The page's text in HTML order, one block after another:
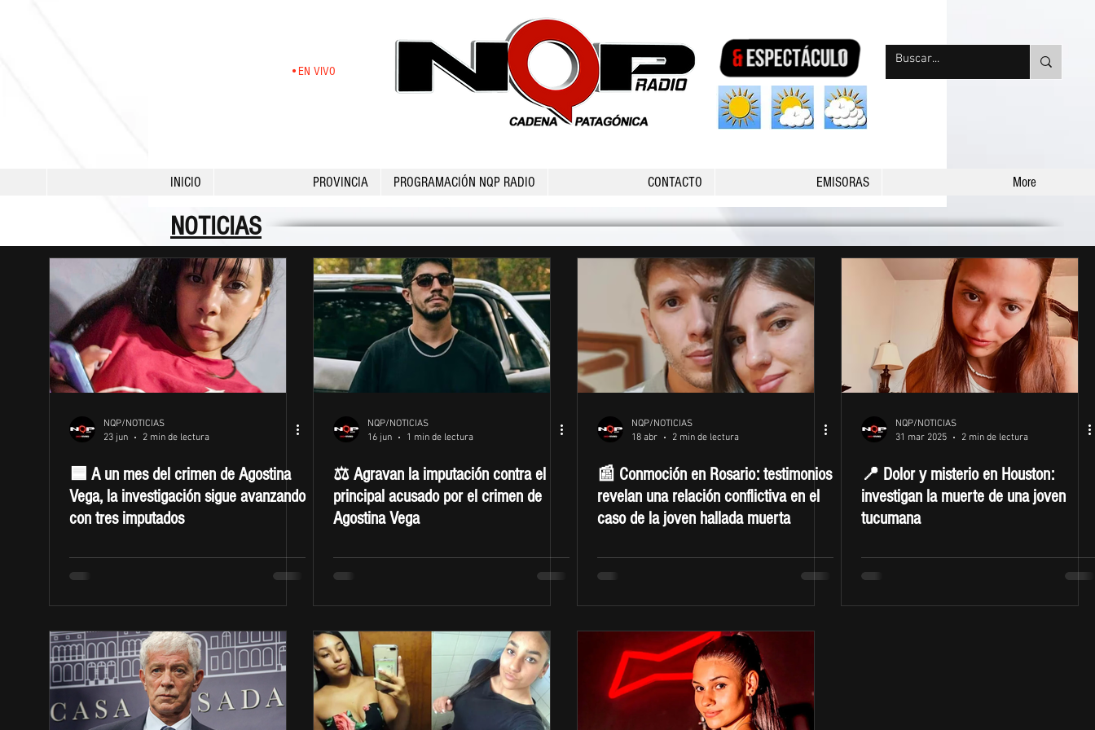
•EN VIVO
INICIO PROVINCIA PROGRAMACIÓN NQP RADIO CONTACTO EMISORAS More
NOTICIAS
NQP/NOTICIAS
23 jun
2 min de lectura
🟦 A un mes del crimen de Agostina
Vega, la investigación sigue avanzando
con tres imputados
NQP/NOTICIAS
16 jun
1 min de lectura
⚖️ Agravan la imputación contra el
principal acusado por el crimen de
Agostina Vega
NQP/NOTICIAS
18 abr
2 min de lectura
📰 Conmoción en Rosario: testimonios
revelan una relación conflictiva en el
caso de la joven hallada muerta
NQP/NOTICIAS
31 mar 2025
2 min de lectura
📍 Dolor y misterio en Houston:
investigan la muerte de una joven
tucumana